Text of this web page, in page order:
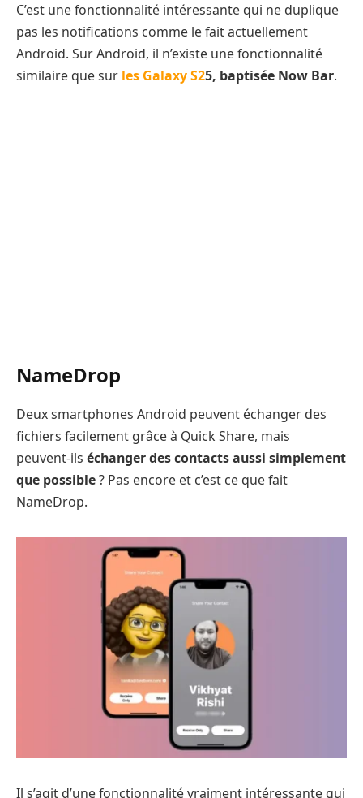
C’est une fonctionnalité intéressante qui ne duplique
pas les notifications comme le fait actuellement
Android. Sur Android, il n’existe une fonctionnalité
similaire que sur les Galaxy S25, baptisée Now Bar.
NameDrop
Deux smartphones Android peuvent échanger des
fichiers facilement grâce à Quick Share, mais
peuvent-ils échanger des contacts aussi simplement
que possible? Pas encore et c’est ce que fait
NameDrop.
Il s’agit d’une fonctionnalité vraiment intéressante qui